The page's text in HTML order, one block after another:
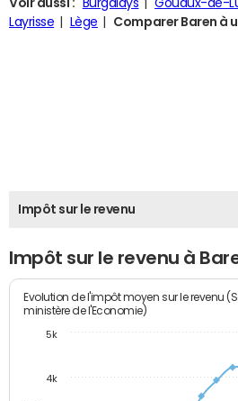
Voir aussi : Burgalays Gouaux-de-
Layrisse
Lège Comparer Baren à
Impôt sur le revenu
Impôt sur le revenu à
Evolution de l'impôt moyen sur le revenu
ministère de l'Economie)
4k
5k